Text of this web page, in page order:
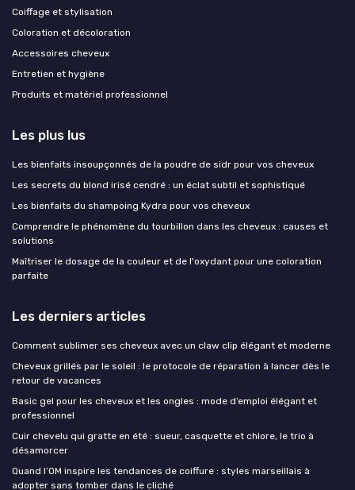
Coiffage et stylisation
Coloration et décoloration
Accessoires cheveux
Entretien et hygiène
Produits et matériel professionnel
Les plus lus
Les bienfaits insoupçonnés de la poudre de sidr pour vos cheveux
Les secrets du blond irisé cendré : un éclat subtil et sophistiqué
Les bienfaits du shampoing Kydra pour vos cheveux
Comprendre le phénomène du tourbillon dans les cheveux : causes et
solutions
Maîtriser le dosage de la couleur et de l'oxydant pour une coloration
parfaite
Les derniers articles
Comment sublimer ses cheveux avec un claw clip élégant et moderne
Cheveux grillés par le soleil : le protocole de réparation à lancer dès le
retour de vacances
Basic gel pour les cheveux et les ongles : mode d’emploi élégant et
professionnel
Cuir chevelu qui gratte en été : sueur, casquette et chlore, le trio à
désamorcer
Quand l’OM inspire les tendances de coiffure : styles marseillais à
adopter sans tomber dans le cliché